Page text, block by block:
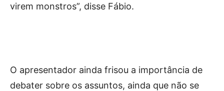
virem monstros”, disse Fábio.
O apresentador ainda frisou a importância de
debater sobre os assuntos, ainda que não se